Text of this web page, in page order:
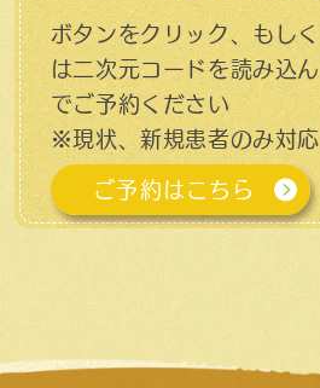
ボタンをクリック、もしく
は二次元コードを読み込ん
でご予約ください
※現状、新規患者のみ対応
ご予約はこちら